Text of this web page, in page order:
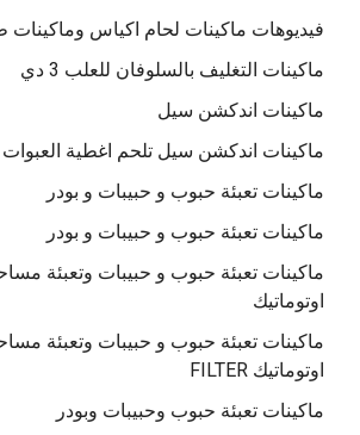
فيديوهات ماكينات لحام اكياس وماكينات
ماكينات التغليف بالسلوفان للعلب 3 دي
ماكينات اندكشن سيل
ماكينات اندكشن سيل تلحم اغطية العبوات
ماكينات تعبئة حبوب و حبيبات و بودر
ماكينات تعبئة حبوب و حبيبات و بودر
ماكينات تعبئة حبوب و حبيبات وتعبئة
اوتوماتيك
ماكينات تعبئة حبوب و حبيبات وتعبئة
اوتوماتيك FILTER
ماكينات تعبئة حبوب وحبيبات وبودر